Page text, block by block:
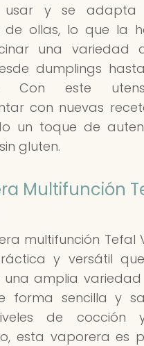
y se adapta
de ollas, lo que la
una variedad
dumplings
Con este
con nuevas
un toque de
gluten.
Multifunción
multifunción Tefal
y versátil
amplia
forma sencilla y
de cocción
esta vaporera es